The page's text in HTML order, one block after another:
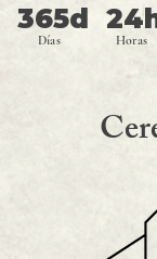
365d
Días Horas